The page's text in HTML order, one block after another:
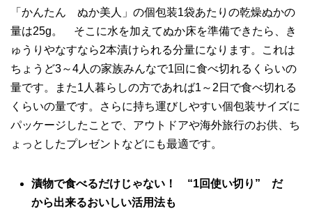
「かんたん ぬか美人」の個包装1袋あたりの乾燥ぬかの
量は25g。 そこに水を加えてぬか床を準備できたら、き
ゅうりやなすなら2本漬けられる分量になります。これは
ちょうど3～4人の家族みんなで1回に食べ切れるくらいの
量です。また1人暮らしの方であれば1～2日で食べ切れる
くらいの量です。さらに持ち運びしやすい個包装サイズに
パッケージしたことで、アウトドアや海外旅行のお供、ち
ょっとしたプレゼントなどにも最適です。
漬物で食べるだけじゃない！ “1回使い切り” だ
から出来るおいしい活用法も